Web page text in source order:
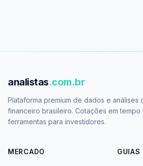
analistas.com.br
Plataforma premium de dados e análises
financeiro brasileiro. Cotações em tempo
ferramentas para investidores.
MERCADO GUIAS